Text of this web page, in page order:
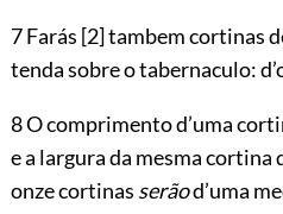
7 Farás [2]tambem cortinas
tenda sobre o tabernaculo:
8 O comprimento d’uma
e a largura da mesma cortina
onze cortinas serãod’uma